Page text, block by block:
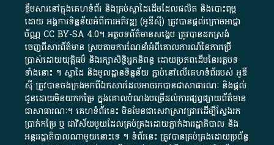
ខ្លឹមសារ​នៅ​ក្នុង​គេហទំព័រ និង​គ្រប់​ស្នា​ដៃ​ដើម​ដែល​ផលិត​ និង​បោះពុម្ព​
ដោយ​ អង្គការ​ទិន្នន័យ​អំពី​ការអភិវឌ្ឍ​​ (អូ​ឌី​ស៊ី)​ ត្រូវ​បាន​ផ្តល់​ក្រោម​អាជ្ញា
ប័ណ្ណ​CC BY-SA 4.0។​ អត្ថបទ​ព័ត៌មាន​សង្ខេប​ ត្រូវ​បាន​ដកស្រង់​
ចេញពី​សារព័ត៌មាន ស្របតាមការ​ណែនាំ​អំពី​គោលការណ៍​នៃ​ការ​ប្រើ
ប្រាស់​ដោយ​យុត្តិធម៌​ និង​រក្សាសិទ្ធិអ្នកនិពន្ធ ដោយ​ប្រភពដើម​នៃ​​អត្ថបទ
ទាំង​នោះ​ ។​ ស្នាដៃ​ និង​មូលដ្ឋាន​ទិន្នន័យ ​ភ្ជាប់​នៅ​លើ​គេហទំព័រ​របស់​ អូ​ឌី​
ស៊ី​ ត្រូវ​បាន​ចងក្រង​មក​ពី​ឯកសារ​ដែល​អាច​រក​បានជា​សាធារណៈ​ និង​ផ្តល់​
ជូន​ដោយ​មិន​យក​កម្រៃ​ ក្នុង​គោលបំណង​បម្រើ​ដល់ការ​ផ្សព្វផ្សាយ​ព័ត៌មាន​
ជា​សាធារណៈ​។​ គេហទំព័រ​នេះ​ មិនមែន​ជា​សេវា​ស្រាវជ្រាវ​ដើម្បី​ស្វែងរក
ប្រាក់​កម្រៃ​ ឬ​ ជា​វិស័យ​មួយ​ដែល​គ្រប់គ្រង​ដោយ​ភ្នាក់ងារ​រដ្ឋាភិបាល​ និង ​
អន្តររដ្ឋាភិបាល​ណាមួយ​នោះ​ទេ ​។​ ទំព័រ​នេះ​ ត្រូវ​បាន​គ្រប់គ្រង​ដោយ​ប្រព័ន្ធ​